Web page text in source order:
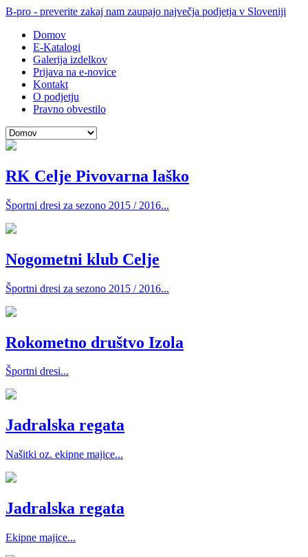
B-pro - preverite zakaj nam zaupajo največja podjetja v Sloveniji
Domov
E-Katalogi
Galerija izdelkov
Prijava na e-novice
Kontakt
O podjetju
Pravno obvestilo
RK Celje Pivovarna laško
Športni dresi za sezono 2015 / 2016...
Nogometni klub Celje
Športni dresi za sezono 2015 / 2016...
Rokometno društvo Izola
Športni dresi...
Jadralska regata
Našitki oz. ekipne majice...
Jadralska regata
Ekipne majice...